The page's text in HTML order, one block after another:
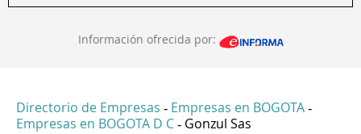
Información ofrecida por:
Directorio de Empresas - Empresas en BOGOTA -
Empresas en BOGOTA D C - Gonzul Sas